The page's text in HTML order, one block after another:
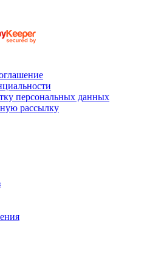
персональных данных
рассылку